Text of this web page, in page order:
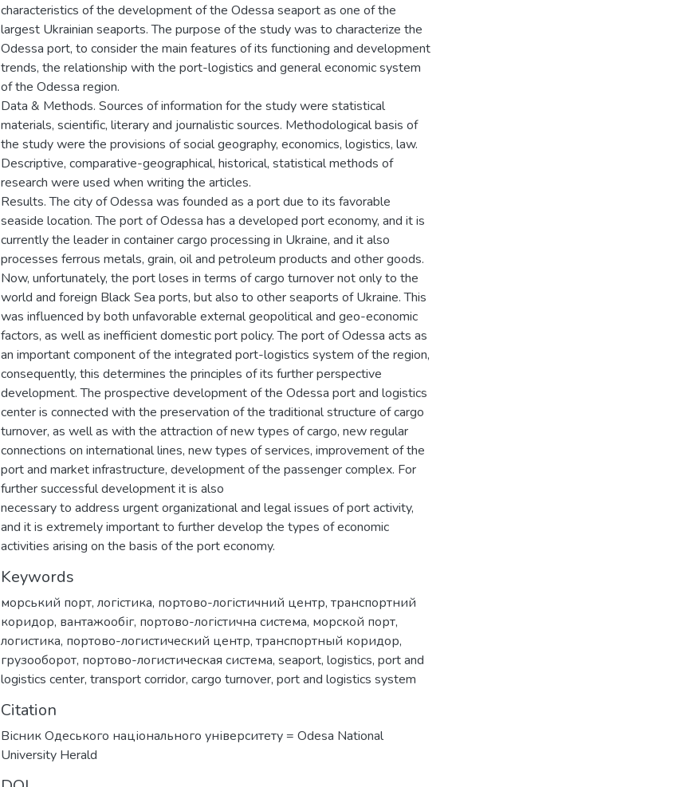
characteristics of the development of the Odessa seaport as one of the
largest Ukrainian seaports. The purpose of the study was to characterize the
Odessa port, to consider the main features of its functioning and development
trends, the relationship with the port-logistics and general economic system
of the Odessa region.
Data & Methods. Sources of information for the study were statistical
materials, scientific, literary and journalistic sources. Methodological basis of
the study were the provisions of social geography, economics, logistics, law.
Descriptive, comparative-geographical, historical, statistical methods of
research were used when writing the articles.
Results. The city of Odessa was founded as a port due to its favorable
seaside location. The port of Odessa has a developed port economy, and it is
currently the leader in container cargo processing in Ukraine, and it also
processes ferrous metals, grain, oil and petroleum products and other goods.
Now, unfortunately, the port loses in terms of cargo turnover not only to the
world and foreign Black Sea ports, but also to other seaports of Ukraine. This
was influenced by both unfavorable external geopolitical and geo-economic
factors, as well as inefficient domestic port policy. The port of Odessa acts as
an important component of the integrated port-logistics system of the region,
consequently, this determines the principles of its further perspective
development. The prospective development of the Odessa port and logistics
center is connected with the preservation of the traditional structure of cargo
turnover, as well as with the attraction of new types of cargo, new regular
connections on international lines, new types of services, improvement of the
port and market infrastructure, development of the passenger complex. For
further successful development it is also
necessary to address urgent organizational and legal issues of port activity,
and it is extremely important to further develop the types of economic
activities arising on the basis of the port economy.
Keywords
морський порт, логістика, портово-логістичний центр, транспортний
коридор, вантажообіг, портово-логістична система, морской порт,
логистика, портово-логистический центр, транспортный коридор,
грузооборот, портово-логистическая система, seaport, logistics, port and
logistics center, transport corridor, cargo turnover, port and logistics system
Citation
Вісник Одеського національного університету = Odesa National
University Herald